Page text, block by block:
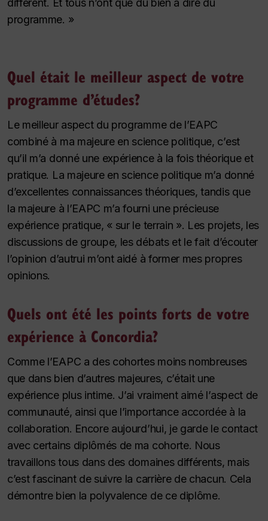
différent. Et tous n’ont que du bien à dire du
programme. »
Quel était le meilleur aspect de votre
programme d’études?
Le meilleur aspect du programme de l’EAPC
combiné à ma majeure en science politique, c’est
qu’il m’a donné une expérience à la fois théorique et
pratique. La majeure en science politique m’a donné
d’excellentes connaissances théoriques, tandis que
la majeure à l’EAPC m’a fourni une précieuse
expérience pratique, « sur le terrain ». Les projets, les
discussions de groupe, les débats et le fait d’écouter
l’opinion d’autrui m’ont aidé à former mes propres
opinions.
Quels ont été les points forts de votre
expérience à Concordia?
Comme l’EAPC a des cohortes moins nombreuses
que dans bien d’autres majeures, c’était une
expérience plus intime. J’ai vraiment aimé l’aspect de
communauté, ainsi que l’importance accordée à la
collaboration. Encore aujourd’hui, je garde le contact
avec certains diplômés de ma cohorte. Nous
travaillons tous dans des domaines différents, mais
c’est fascinant de suivre la carrière de chacun. Cela
démontre bien la polyvalence de ce diplôme.